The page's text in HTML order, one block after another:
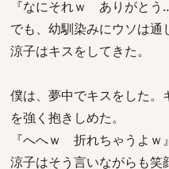
『なにそれｗ ありがとう
でも、幼馴染みにウソは通
涼子はキスをしてきた。
僕は、夢中でキスをした。
を強く抱きしめた。
『へへｗ 折れちゃうよｗ』
涼子はそう言いながらも笑